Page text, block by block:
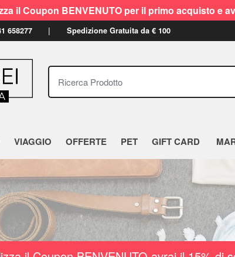
il Coupon BENVENUTO per il primo acquisto e
658277 Spedizione Gratuita da € 100
Ricerca Prodotto
VIAGGIO OFFERTE PET GIFT CARD